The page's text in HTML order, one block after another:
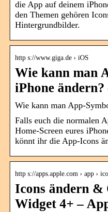
die App auf deinem
den Themen gehören
Hintergrundbilder.
http s://www.giga.de › iOS
Wie kann man
iPhone
Wie kann man App-
Falls euch die normalen
Home-Screen eures
könnt ihr die App-Icons
http s://apps.apple.com › app ›
Icons ändern &
Widget 4+ –